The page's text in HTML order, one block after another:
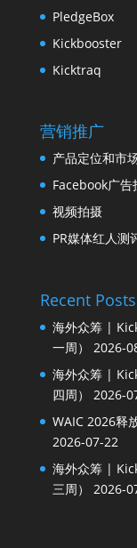
PledgeBox
Kickbooster
Kicktraq
营销推广
产品定位和市
Facebook广告
视频拍摄
PR媒体红人测
Recent Posts
海外众筹 |
一周）
2026-
海外众筹 |
四周）
2026-
WAIC 2026释
2026-07-22
海外众筹 |
三周）
2026-